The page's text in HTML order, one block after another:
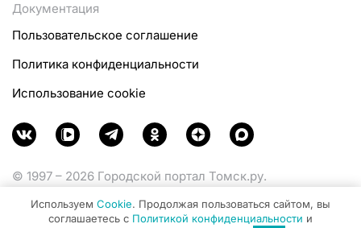
Документация
Пользовательское соглашение
Политика конфиденциальности
Использование cookie
© 1997 – 2026 Городской портал Томск.ру.
Министерства цифрового развития, связи и массовых
Используем Cookie. Продолжая пользоваться сайтом, вы
соглашаетесь с Политикой конфиденциальности и